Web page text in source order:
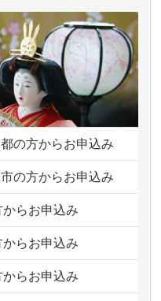
の方からお申込み
の方からお申込み
らお申込み
らお申込み
らお申込み